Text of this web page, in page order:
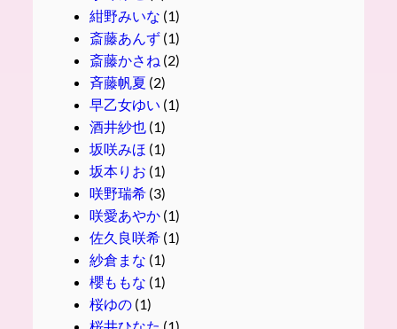
紺野みいな (1)
斎藤あんず(1)
斎藤かさね (2)
斉藤帆夏 (2)
早乙女ゆい (1)
酒井紗也(1)
坂咲みほ (1)
坂本りお (1)
咲野瑞希(3)
咲愛あやか(1)
佐久良咲希(1)
紗倉まな (1)
櫻ももな (1)
桜ゆの(1)